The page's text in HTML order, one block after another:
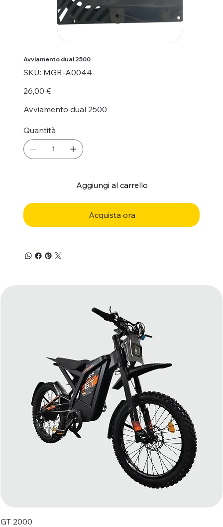
Avviamento dual 2500
SKU: SKU
MGR-
MGR-A0044
Prezzo
26,00 €
Avviamento dual 2500
Quantità
Aggiungi al carrello
Acquista ora
GT 2000